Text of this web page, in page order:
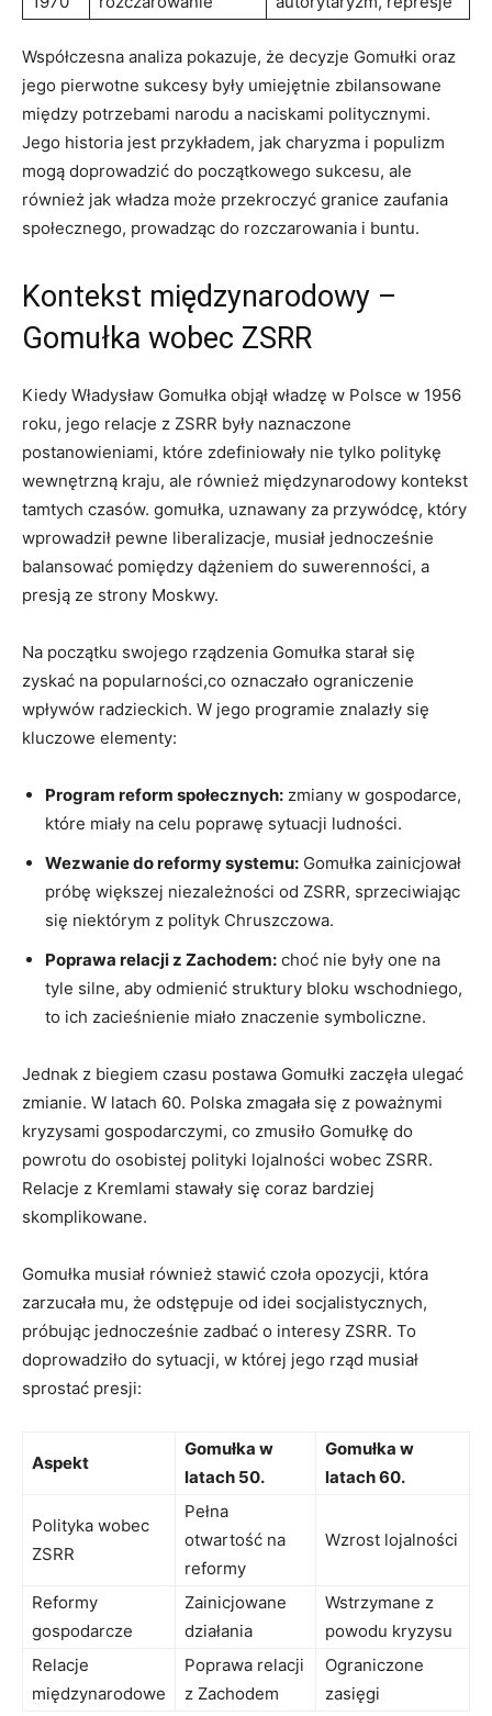
Współczesna analiza pokazuje, że decyzje Gomułki oraz
jego pierwotne sukcesy były umiejętnie zbilansowane
między potrzebami narodu a naciskami politycznymi.
Jego historia jest przykładem, jak charyzma i populizm
mogą doprowadzić do początkowego sukcesu, ale
również jak władza może przekroczyć granice zaufania
społecznego, prowadząc do rozczarowania i buntu.
Kontekst międzynarodowy –
Gomułka wobec ZSRR
Kiedy Władysław Gomułka objął władzę w Polsce w 1956
roku, jego relacje z ZSRR były naznaczone
postanowieniami, które zdefiniowały nie tylko politykę
wewnętrzną kraju, ale również międzynarodowy kontekst
tamtych czasów. gomułka, uznawany za przywódcę, który
wprowadził pewne liberalizacje, musiał jednocześnie
balansować pomiędzy dążeniem do suwerenności, a
presją ze strony Moskwy.
Na początku swojego rządzenia Gomułka starał się
zyskać na popularności,co oznaczało ograniczenie
wpływów radzieckich. W jego programie znalazły się
kluczowe elementy:
Program reform społecznych: zmiany w gospodarce,
które miały na celu poprawę sytuacji ludności.
Wezwanie do reformy systemu: Gomułka zainicjował
próbę większej niezależności od ZSRR, sprzeciwiając
się niektórym z polityk Chruszczowa.
Poprawa relacji z Zachodem: choć nie były one na
tyle silne, aby odmienić struktury bloku wschodniego,
to ich zacieśnienie miało znaczenie symboliczne.
Jednak z biegiem czasu postawa Gomułki zaczęła ulegać
zmianie. W latach 60. Polska zmagała się z poważnymi
kryzysami gospodarczymi, co zmusiło Gomułkę do
powrotu do osobistej polityki lojalności wobec ZSRR.
Relacje z Kremlami stawały się coraz bardziej
skomplikowane.
Gomułka musiał również stawić czoła opozycji, która
zarzucała mu, że odstępuje od idei socjalistycznych,
próbując jednocześnie zadbać o interesy ZSRR. To
doprowadziło do sytuacji, w której jego rząd musiał
sprostać presji:
Aspekt
Gomułka w
latach 50.
Gomułka w
latach 60.
Polityka wobec
ZSRR
Pełna
otwartość na
reformy
Wzrost lojalności
Reformy
gospodarcze
Zainicjowane
działania
Wstrzymane z
powodu kryzysu
Relacje
międzynarodowe
Poprawa relacji
z Zachodem
Ograniczone
zasięgi